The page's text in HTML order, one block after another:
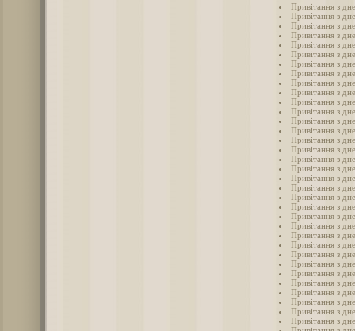
Привітання з
Привітання з
Привітання з
Привітання з
Привітання з
Привітання з
Привітання з
Привітання з
Привітання з
Привітання з
Привітання з
Привітання з
Привітання з
Привітання з
Привітання з
Привітання з
Привітання з
Привітання з
Привітання з
Привітання з
Привітання з
Привітання з
Привітання з
Привітання з
Привітання з
Привітання з
Привітання з
Привітання з
Привітання з
Привітання з
Привітання з
Привітання з
Привітання з
Привітання з